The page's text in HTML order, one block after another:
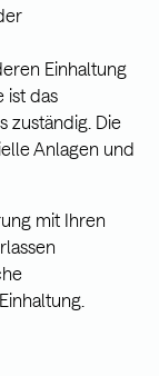
Einhaltung
ist das
zuständig. Die
Anlagen und
mit Ihren